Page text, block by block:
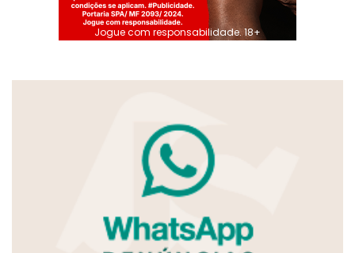
Jogue com responsabilidade. 18+